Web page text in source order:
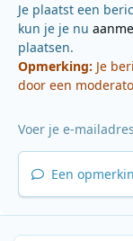
Je plaatst een
kun je je nu
plaatsen.
Opmerking: Je
door een
Een